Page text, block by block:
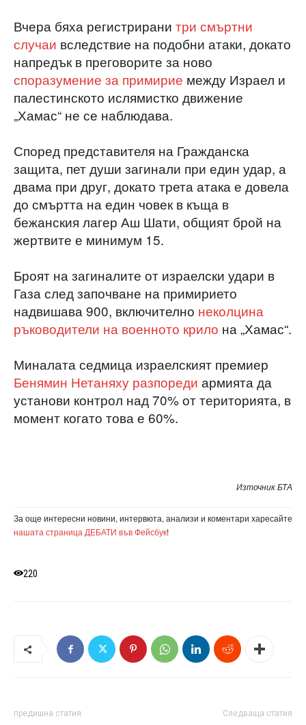
Вчера бяха регистрирани три смъртни
случаи вследствие на подобни атаки, докато
напредък в преговорите за ново
споразумение за примирие между Израел и
палестинското ислямистко движение
„Хамас“ не се наблюдава.
Според представителя на Гражданска
защита, пет души загинали при един удар, а
двама при друг, докато трета атака е довела
до смъртта на един човек в къща в
бежанския лагер Аш Шати, общият брой на
жертвите е минимум 15.
Броят на загиналите от израелски удари в
Газа след започване на примирието
надвишава 900, включително неколцина
ръководители на военното крило на „Хамас“.
Миналата седмица израелският премиер
Бенямин Нетаняху разпореди армията да
установи контрол над 70% от територията, в
момент когато това е 60%.
Източник БТА
За още интересни новини, интервюта, анализи и коментари харесайте
нашата страница ДЕБАТИ във Фейсбук!
220
предишна статия Следваща статия